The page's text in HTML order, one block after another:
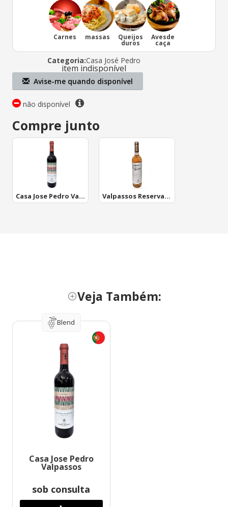
Carnes massas Queijos
duros
Avesde
caça
Categoria:Casa José Pedro
item indisponível
Avise-me quando disponível
não disponível
Compre junto
Casa Jose Pedro Valpassos Valpassos Reserva Doc Rose
Veja Também:
Blend
Casa Jose Pedro
Valpassos
sob consulta